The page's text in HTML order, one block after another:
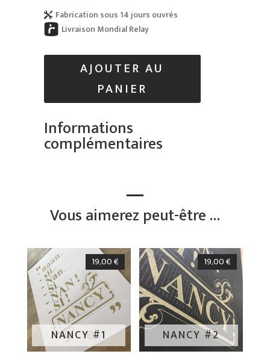
 Fabrication sous 14 jours ouvrés
Livraison Mondial Relay
AJOUTER AU
PANIER
Informations
complémentaires
Vous aimerez peut-être …
NANCY #1
19,00€
NANCY #2
19,00€